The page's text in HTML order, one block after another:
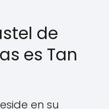
de
es Tan
en su